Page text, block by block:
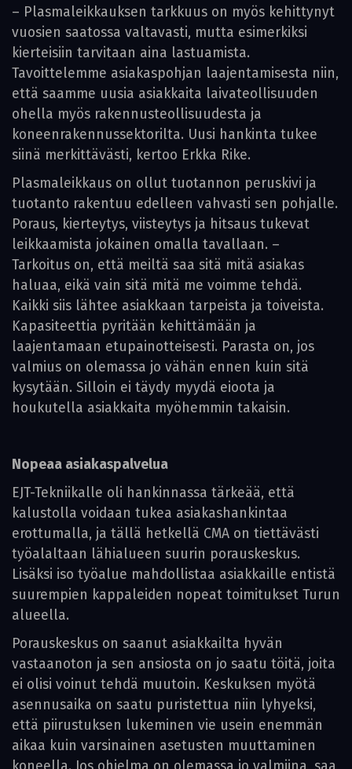
– Plasmaleikkauksen tarkkuus on myös kehittynyt
vuosien saatossa valtavasti, mutta esimerkiksi
kierteisiin tarvitaan aina lastuamista.
Tavoittelemme asiakaspohjan laajentamisesta niin,
että saamme uusia asiakkaita laivateollisuuden
ohella myös raken­nusteollisuudesta ja
koneenrakennussektorilta. Uusi hankinta tukee
siinä merkittävästi, kertoo Erkka Rike.
Plasmaleikkaus on ollut tuotannon peruskivi ja
tuotanto rakentuu edelleen vahvasti sen pohjalle.
Poraus, kierteytys, viisteytys ja hitsaus tukevat
leikkaamista jokainen omalla tavallaan. –
Tarkoitus on, että meiltä saa sitä mitä asiakas
haluaa, eikä vain sitä mitä me voimme tehdä.
Kaikki siis lähtee asiakkaan tarpeista ja toiveista.
Kapasiteettia pyritään kehittämään ja
laajentamaan etupainotteisesti. Parasta on, jos
valmius on olemassa jo vähän ennen kuin sitä
kysytään. Silloin ei täydy myydä eioota ja
houkutella asiakkaita myöhemmin takaisin.
Nopeaa asiakaspalvelua
EJT-Tekniikalle oli hankinnassa tärkeää, että
kalustolla voidaan tukea asiakashankintaa
erottumalla, ja tällä hetkellä CMA on tiettävästi
työalaltaan lähialueen suurin porauskeskus.
Lisäksi iso työalue mahdollistaa asiakkaille entistä
suurempien kappaleiden nopeat toimitukset Turun
alueella.
Porauskeskus on saanut asiakkailta hyvän
vastaanoton ja sen ansiosta on jo saatu töitä, joita
ei olisi voinut tehdä muutoin. Keskuksen myötä
asennusaika on saatu puristettua niin lyhyeksi,
että piirustuksen lukeminen vie usein enemmän
aikaa kuin varsinainen asetusten muuttaminen